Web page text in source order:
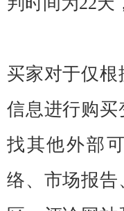
买家对于仅
信息进行购买
找其他外部
络、市场报告